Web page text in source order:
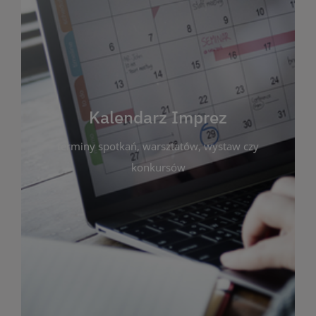
Kalendarz Imprez
terminy spotkań, warsztatów, wystaw czy
konkursów
Kalendarz Imprez
Zakładka ta gromadzi wszystkie planowane
wydarzenia kulturalne i edukacyjne organizowane
przez bibliotekę. Możesz tu sprawdzić terminy
spotkań, warsztatów, wystaw czy konkursów.
Dzięki przejrzystemu kalendarzowi łatwo
zaplanujesz udział w interesujących Cię
wydarzeniach. Aktualizujemy harmonogram na
bieżąco, by zawsze był zgodny z planem pracy
biblioteki. Zapraszamy do śledzenia i uczestnictwa
w życiu kulturalnym miasta!
WIĘCEJ